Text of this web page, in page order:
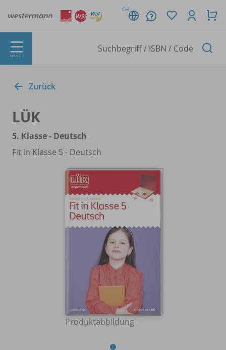
CH
MENÜ
Zurück
LÜK
5. Klasse - Deutsch
Fit in Klasse 5 - Deutsch
Produktabbildung